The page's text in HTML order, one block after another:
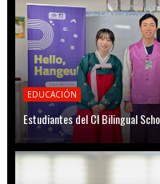
EDUCACIÓN
Estudiantes del CI Bilingual